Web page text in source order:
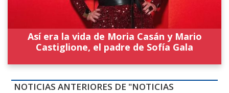
Así era la vida de Moria Casán y Mario
Castiglione, el padre de Sofía Gala
NOTICIAS ANTERIORES DE "NOTICIAS